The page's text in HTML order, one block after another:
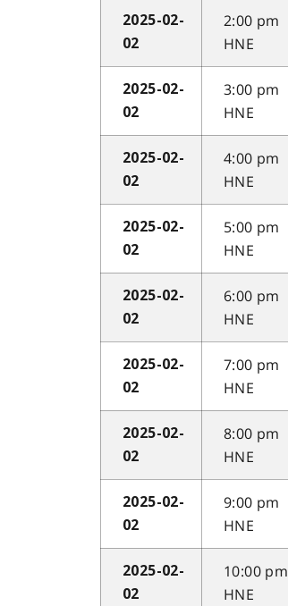
2025-02-
02
2:00 pm
HNE
2025-02-
02
3:00 pm
HNE
2025-02-
02
4:00 pm
HNE
2025-02-
02
5:00 pm
HNE
2025-02-
02
6:00 pm
HNE
2025-02-
02
7:00 pm
HNE
2025-02-
02
8:00 pm
HNE
2025-02-
02
9:00 pm
HNE
2025-02-
02
10:00 pm
HNE